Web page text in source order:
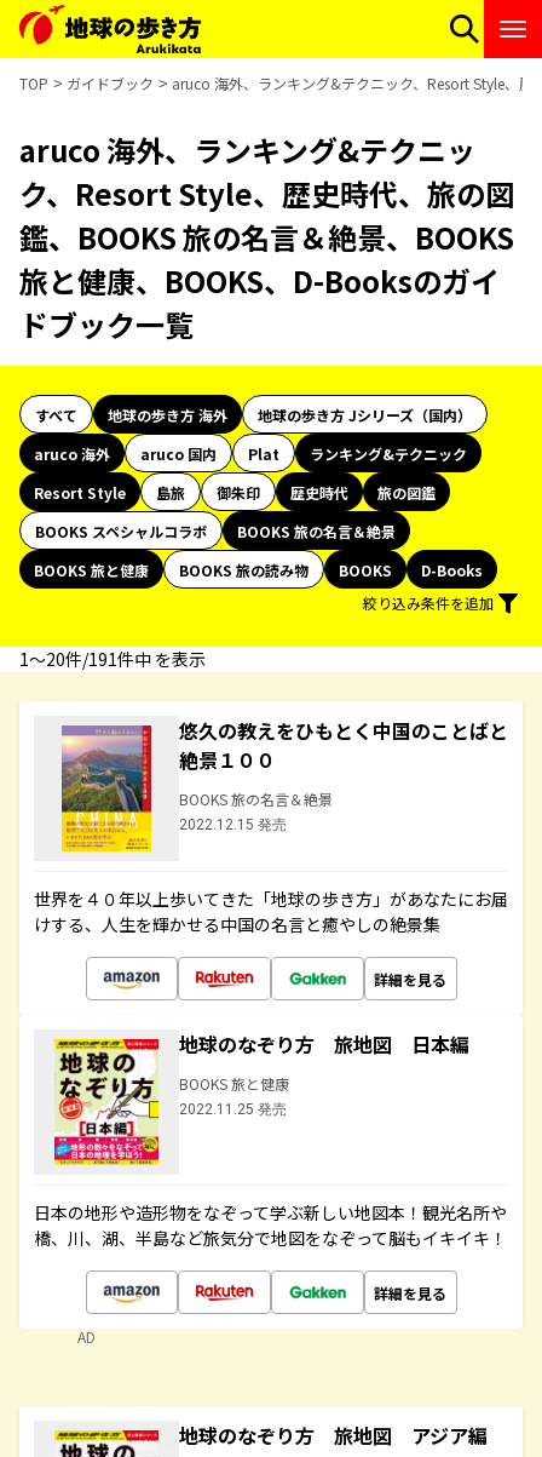
TOP ガイドブック aruco 海外、ランキング&テクニック、Resort Style、
aruco 海外、ランキング&テクニッ
ク、Resort Style、歴史時代、旅の図
鑑、BOOKS 旅の名言＆絶景、BOOKS
旅と健康、BOOKS、D-Booksのガイ
ドブック一覧
すべて 地球の歩き方 海外
地球の歩き方 Jシリーズ（国内）
aruco 海外
aruco 国内 Plat
ランキング&テクニック
Resort Style
島旅 御朱印 歴史時代
旅の図鑑
BOOKS スペシャルコラボ
BOOKS 旅の名言＆絶景
BOOKS 旅と健康
BOOKS 旅の読み物 BOOKS
D-Books
絞り込み条件を追加
1〜20件/191件中 を表示
悠久の教えをひもとく中国のことばと
絶景１００
BOOKS 旅の名言＆絶景
2022.12.15 発売
世界を４０年以上歩いてきた「地球の歩き方」があなたにお届
けする、人生を輝かせる中国の名言と癒やしの絶景集
詳細を見る
地球のなぞり方 旅地図 日本編
BOOKS 旅と健康
2022.11.25 発売
日本の地形や造形物をなぞって学ぶ新しい地図本！観光名所や
橋、川、湖、半島など旅気分で地図をなぞって脳もイキイキ！
詳細を見る
AD
地球のなぞり方 旅地図 アジア編